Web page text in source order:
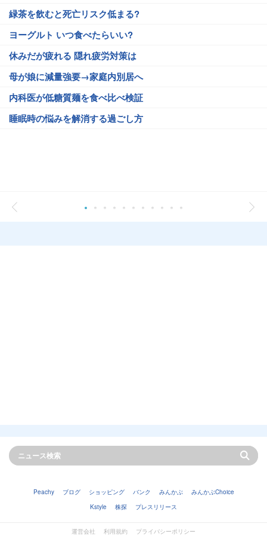
緑茶を飲むと死亡リスク低まる?
ヨーグルト いつ食べたらいい?
休みだが疲れる 隠れ疲労対策は
母が娘に減量強要→家庭内別居へ
内科医が低糖質麺を食べ比べ検証
睡眠時の悩みを解消する過ごし方
Peachy ブログ ショッピング バンク みんかぶ
みんかぶChoice
Kstyle
株探 プレスリリース
運営会社 利用規約 プライバシーポリシー